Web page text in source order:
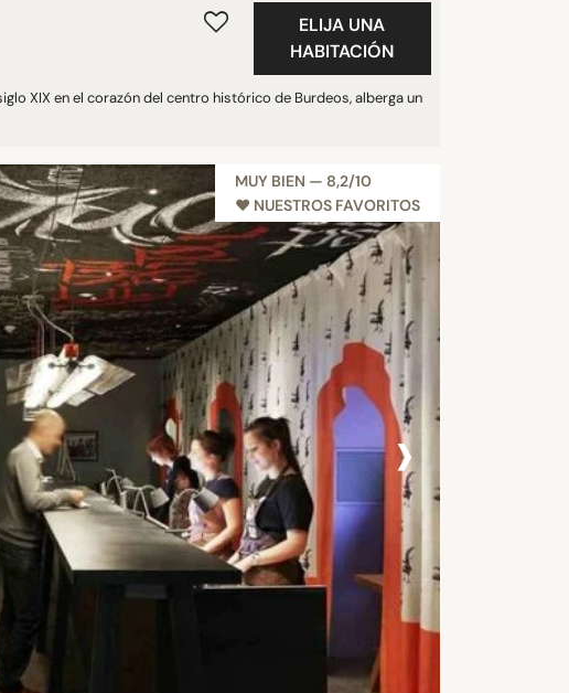
ELIJA UNA
HABITACIÓN
XIX en el corazón del centro histórico de Burdeos, alberga un
MUY BIEN — 8,2/10
♥︎ NUESTROS FAVORITOS
›